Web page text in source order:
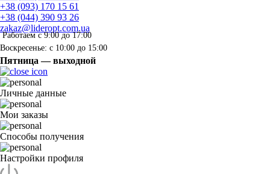
+38 (093) 170 15 61
+38 (044) 390 93 26
zakaz@lideropt.com.ua
Работаем с 9:00 до 17:00
Воскресенье: с 10:00 до 15:00
Пятница — выходной
Личные данные
Мои заказы
Способы получения
Настройки профиля